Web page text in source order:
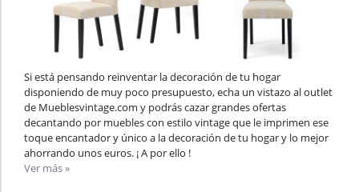
Si está pensando reinventar la decoración de tu hogar
disponiendo de muy poco presupuesto, echa un vistazo al outlet
de Mueblesvintage.com y podrás cazar grandes ofertas
decantando por muebles con estilo vintage que le imprimen ese
toque encantador y único a la decoración de tu hogar y lo mejor
ahorrando unos euros. ¡ A por ello !
Ver más »